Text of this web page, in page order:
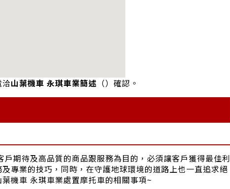
洽山葉機車 永琪車業簡述 （）確認。
戶期待及高品質的商品跟服務為目的，必須讓客戶獲得最佳利
專業的技巧，同時，在守護地球環境的道路上也一直追求絕
機車 永琪車業處置摩托車的相關事項~